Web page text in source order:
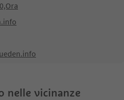
nelle vicinanze